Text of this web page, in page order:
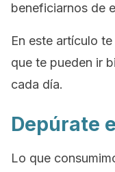
beneficiarnos de
En este artículo
que te pueden ir
cada día.
Depúrate
Lo que